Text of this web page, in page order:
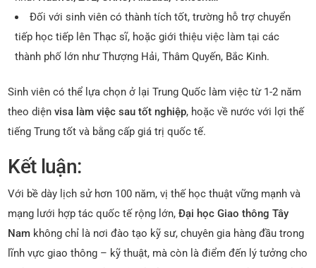
Đối với sinh viên có thành tích tốt, trường hỗ trợ chuyển
tiếp học tiếp lên Thạc sĩ, hoặc giới thiệu việc làm tại các
thành phố lớn như Thượng Hải, Thâm Quyến, Bắc Kinh.
Sinh viên có thể lựa chọn ở lại Trung Quốc làm việc từ 1-2 năm
theo diệnvisa làm việc sau tốt nghiệp, hoặc về nước với lợi thế
tiếng Trung tốt và bằng cấp giá trị quốc tế.
Kết luận:
Với bề dày lịch sử hơn 100 năm, vị thế học thuật vững mạnh và
mạng lưới hợp tác quốc tế rộng lớn,Đại học Giao thông Tây
Nam không chỉ là nơi đào tạo kỹ sư, chuyên gia hàng đầu trong
lĩnh vực giao thông – kỹ thuật, mà còn là điểm đến lý tưởng cho